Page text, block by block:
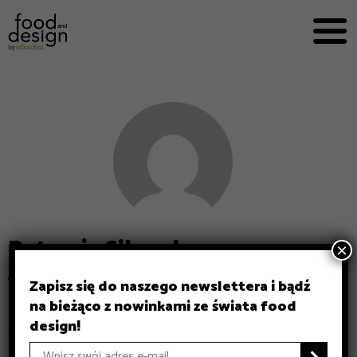


WORKING
E-BOOKS
ABOUT US
ADDS
Patrycja Sikorska
Artykuły:
Zapisz się do naszego newslettera i bądź
na bieżąco z nowinkami ze świata food
design!
×